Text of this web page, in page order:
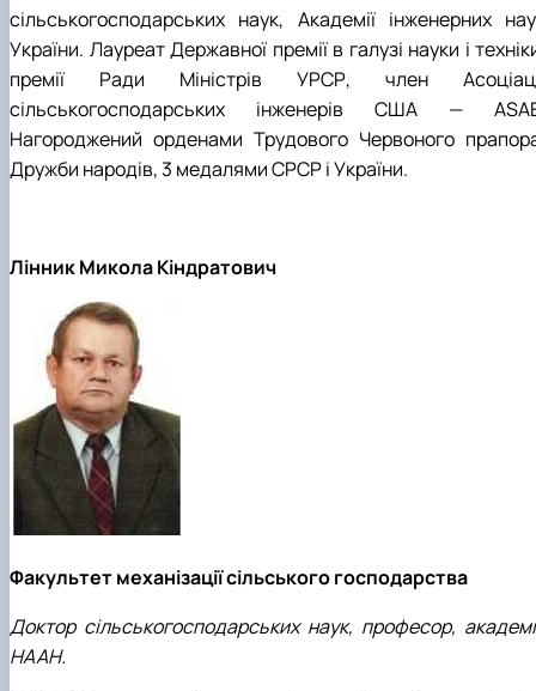
сільськогосподарських наук, Академії інженерних
України. Лауреат Державної премії в галузі науки і
премії Ради Міністрів УРСР, член
сільськогосподарських інженерів США —
Нагороджений орденами Трудового Червоного
Дружби народів, 3 медалями СРСР і України.
Лінник Микола Кіндратович
Факультет механізації сільського господарства
Доктор сільськогосподарських наук, професор,
НААН.